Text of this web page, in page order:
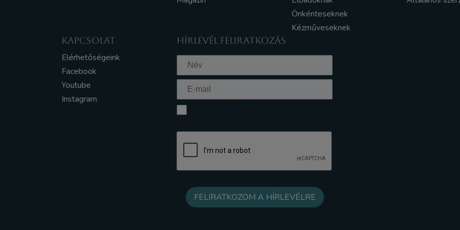
Önkénteseknek
Kézműveseknek
KAPCSOLAT
Elérhetőségeink
Facebook
Youtube
Instagram
HÍRLEVÉL FELIRATKOZÁS